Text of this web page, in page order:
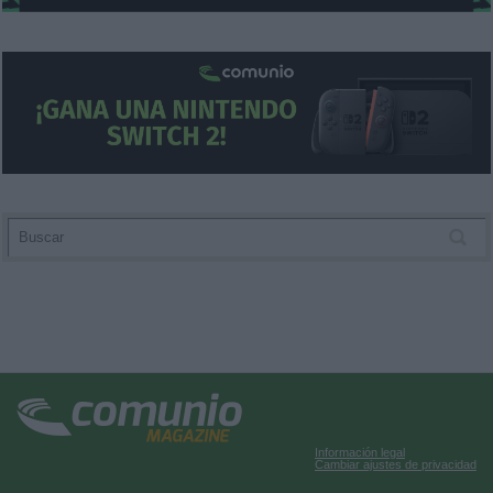
Información legal
Cambiar ajustes de privacidad